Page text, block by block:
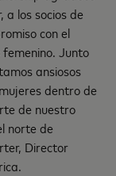
los socios de
con el
Junto
ansiosos
dentro de
de nuestro
norte de
Director